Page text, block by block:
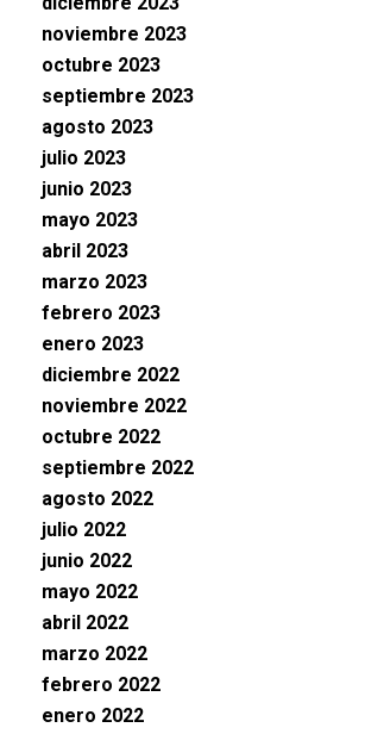
noviembre 2023
octubre 2023
septiembre 2023
agosto 2023
julio 2023
junio 2023
mayo 2023
abril 2023
marzo 2023
febrero 2023
enero 2023
diciembre 2022
noviembre 2022
octubre 2022
septiembre 2022
agosto 2022
julio 2022
junio 2022
mayo 2022
abril 2022
marzo 2022
febrero 2022
enero 2022